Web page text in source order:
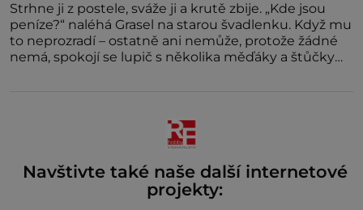
Strhne ji z postele, sváže ji a krutě zbije. „Kde jsou
peníze?“ naléhá Grasel na starou švadlenku. Když mu
to neprozradí – ostatně ani nemůže, protože žádné
nemá, spokojí se lupič s několika měďáky a štůčky
Navštivte také naše další internetové
projekty: